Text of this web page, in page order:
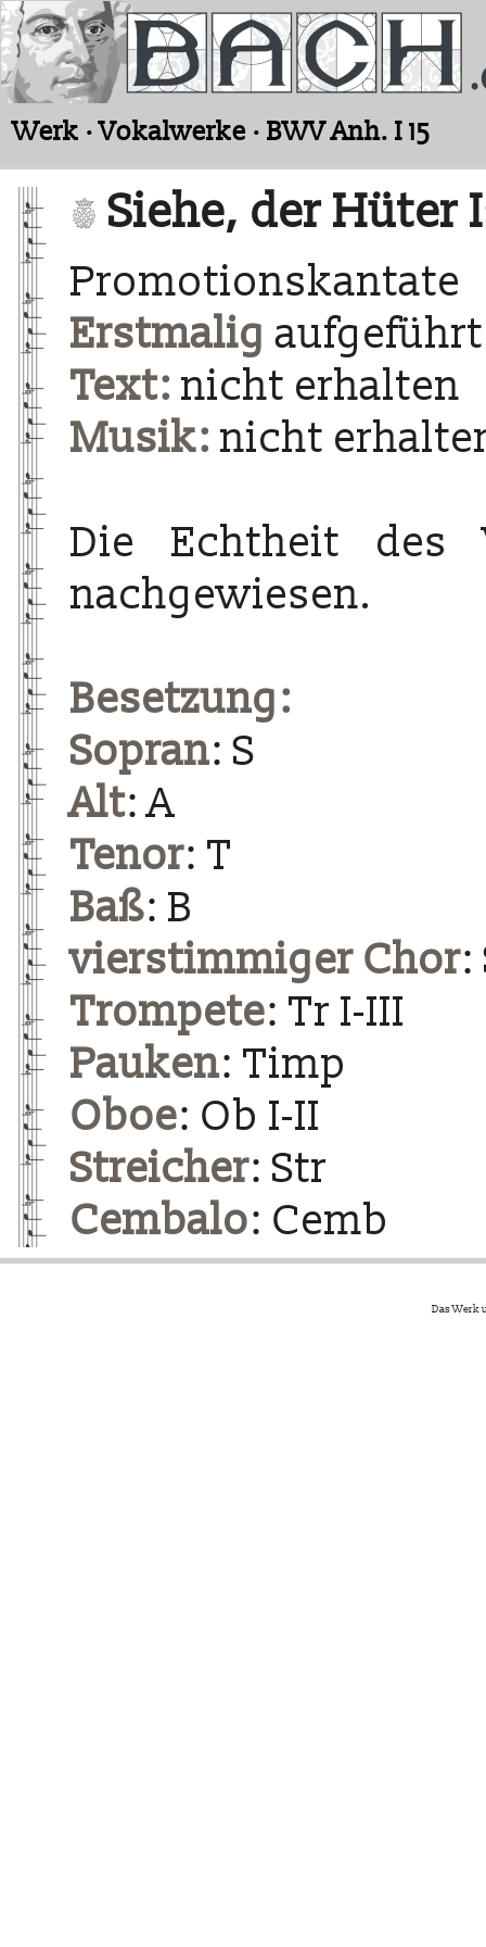
Werk · Vokalwerke · BWV Anh. I 15
Siehe, der Hüter
Promotionskantate
Erstmalig aufgeführt
Text: nicht erhalten
Musik: nicht
Die Echtheit des
nachgewiesen.
Besetzung:
Sopran: S
Alt: A
Tenor: T
Baß: B
vierstimmiger Chor:
Trompete: Tr I-III
Pauken: Timp
Oboe: Ob I-II
Streicher: Str
Cembalo: Cemb
Das Werk